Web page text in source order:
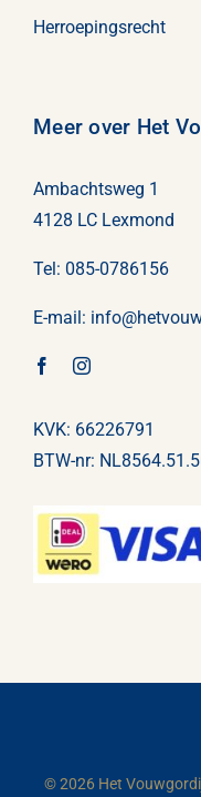
Herroepingsrecht
Meer over Het
Ambachtsweg 1
4128 LC Lexmond
Tel: 085-0786156
E-mail: info@
KVK: 66226791
BTW-nr:
© 2026 Het